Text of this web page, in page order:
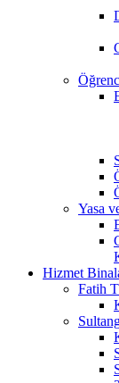
Yasa
Hizmet
Fatih